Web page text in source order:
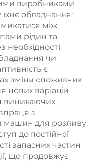
виробниками
обладнання:
між
рідин та
чи
є
зміни споживчих
нових варіацій
виникаючих
з
машин для розливу
до постійної
запасних частин
що продовжує